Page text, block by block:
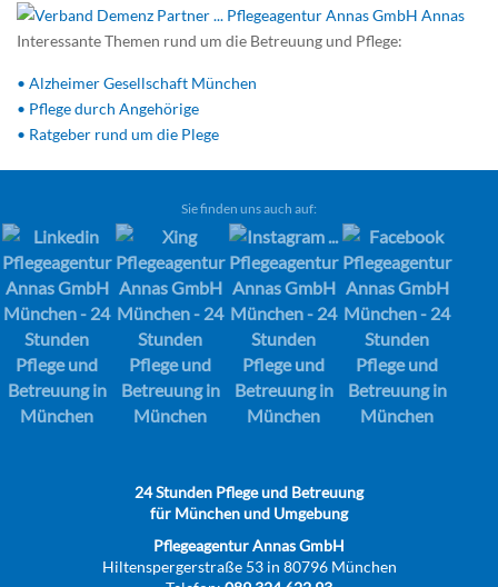
Interessante Themen rund um die Betreuung und Pflege:
• Alzheimer Gesellschaft München
• Pflege durch Angehörige
• Ratgeber rund um die Plege
Sie finden uns auch auf:
24 Stunden Pflege und Betreuung
für München und Umgebung
Pflegeagentur Annas GmbH
Hiltenspergerstraße 53 in 80796 München